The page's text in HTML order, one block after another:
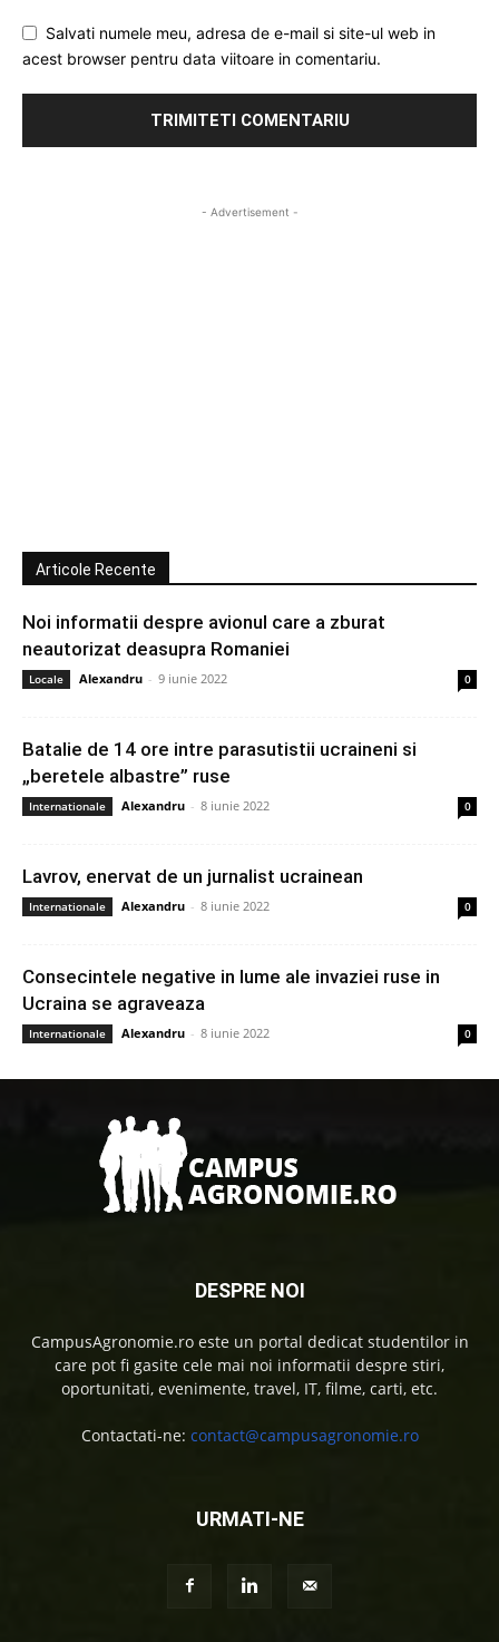
Salvati numele meu, adresa de e-mail si site-ul web in
acest browser pentru data viitoare in comentariu.
- Advertisement -
Articole Recente
Noi informatii despre avionul care a zburat
neautorizat deasupra Romaniei
Locale Alexandru - 9 iunie 2022 0
Batalie de 14 ore intre parasutistii ucraineni si
„beretele albastre” ruse
Internationale Alexandru - 8 iunie 2022 0
Lavrov, enervat de un jurnalist ucrainean
Internationale Alexandru - 8 iunie 2022 0
Consecintele negative in lume ale invaziei ruse in
Ucraina se agraveaza
Internationale Alexandru - 8 iunie 2022 0
DESPRE NOI
CampusAgronomie.ro este un portal dedicat studentilor in
care pot fi gasite cele mai noi informatii despre stiri,
oportunitati, evenimente, travel, IT, filme, carti, etc.
Contactati-ne: contact@campusagronomie.ro
URMATI-NE